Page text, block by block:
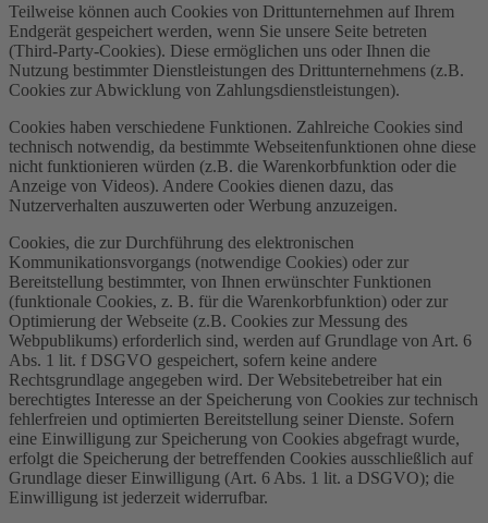
Teilweise können auch Cookies von Drittunternehmen auf Ihrem
Endgerät gespeichert werden, wenn Sie unsere Seite betreten
(Third-Party-Cookies). Diese ermöglichen uns oder Ihnen die
Nutzung bestimmter Dienstleistungen des Drittunternehmens (z.B.
Cookies zur Abwicklung von Zahlungsdienstleistungen).
Cookies haben verschiedene Funktionen. Zahlreiche Cookies sind
technisch notwendig, da bestimmte Webseitenfunktionen ohne diese
nicht funktionieren würden (z.B. die Warenkorbfunktion oder die
Anzeige von Videos). Andere Cookies dienen dazu, das
Nutzerverhalten auszuwerten oder Werbung anzuzeigen.
Cookies, die zur Durchführung des elektronischen
Kommunikationsvorgangs (notwendige Cookies) oder zur
Bereitstellung bestimmter, von Ihnen erwünschter Funktionen
(funktionale Cookies, z. B. für die Warenkorbfunktion) oder zur
Optimierung der Webseite (z.B. Cookies zur Messung des
Webpublikums) erforderlich sind, werden auf Grundlage von Art. 6
Abs. 1 lit. f DSGVO gespeichert, sofern keine andere
Rechtsgrundlage angegeben wird. Der Websitebetreiber hat ein
berechtigtes Interesse an der Speicherung von Cookies zur technisch
fehlerfreien und optimierten Bereitstellung seiner Dienste. Sofern
eine Einwilligung zur Speicherung von Cookies abgefragt wurde,
erfolgt die Speicherung der betreffenden Cookies ausschließlich auf
Grundlage dieser Einwilligung (Art. 6 Abs. 1 lit. a DSGVO); die
Einwilligung ist jederzeit widerrufbar.